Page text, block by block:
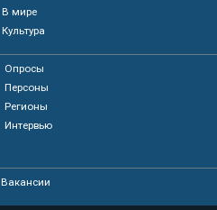
В мире
Культура
Опросы
Персоны
Регионы
Интервью
Вакансии